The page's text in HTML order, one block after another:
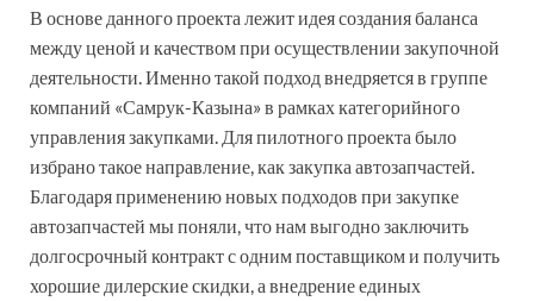
В основе данного проекта лежит идея создания баланса
между ценой и качеством при осуществлении закупочной
деятельности. Именно такой подход внедряется в группе
компаний «Самрук-Казына» в рамках категорийного
управления закупками. Для пилотного проекта было
избрано такое направление, как закупка автозапчастей.
Благодаря применению новых подходов при закупке
автозапчастей мы поняли, что нам выгодно заключить
долгосрочный контракт с одним поставщиком и получить
хорошие дилерские скидки, а внедрение единых